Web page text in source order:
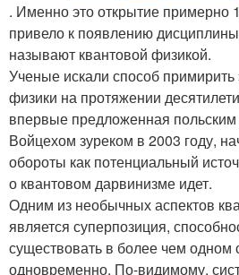
. Именно это открытие примерно
привело к появлению
называют квантовой физикой.
Ученые искали способ
физики на протяжении
впервые предложенная
Войцехом зуреком в 2003 году,
обороты как потенциальный
о квантовом дарвинизме идет.
Одним из необычных аспектов
является суперпозиция,
существовать в более чем одном
одновременно. По-видимому,